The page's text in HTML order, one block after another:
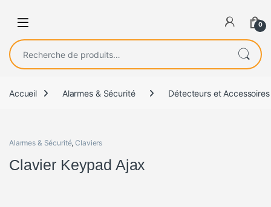
0
Recherche pour :
Accueil Alarmes & Sécurité Détecteurs et Accessoires
Alarmes & Sécurité,Claviers
Clavier Keypad Ajax